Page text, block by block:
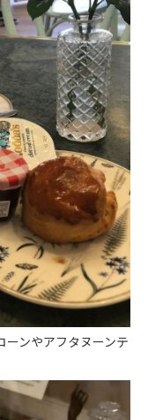
ーンやアフタヌーンテ